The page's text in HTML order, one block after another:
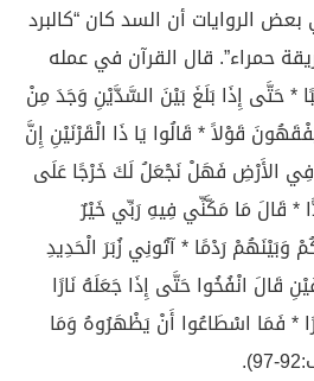
الروايات أن السد كان “كالبرد
حمراء”. قال القرآن في عمله
* حَتَّى إِذَا بَلَغَ بَيْنَ السَّدَّيْنِ وَجَدَ مِنْ
قَوْلاً * قَالُوا يَا ذَا الْقَرْنَيْنِ إِنَّ
الأَرْضِ فَهَلْ نَجْعَلُ لَكَ خَرْجًا عَلَى
* قَالَ مَا مَكَّنِّي فِيهِ رَبِّي خَيْرٌ
وَبَيْنَهُمْ رَدْمًا * آتُونِي زُبَرَ الْحَدِيدِ
قَالَ انْفُخُوا حَتَّى إِذَا جَعَلَهُ نَارًا
* فَمَا اسْطَاعُوا أَنْ يَظْهَرُوهُ وَمَا